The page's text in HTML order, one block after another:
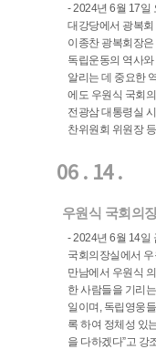
- 2024년 6월 17일
대강당에서 광복
이종찬 광복회장
독립운동의 역사
알리는 데 중요한
에도 우원식 국회
전광삼 대통령실
찬위원회 위원장
06 . 14 .
우원식 국회의
- 2024년 6월 14일
국회의장실에서
만남에서 우원식
한 사람들을 기리
일이며, 독립영웅
록 하여 정체성 있
을 다하겠다”고 강